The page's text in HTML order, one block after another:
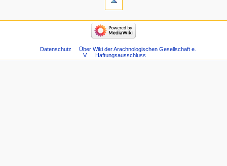
Datenschutz
Über Wiki der Arachnologischen Gesellschaft e.
V.
Haftungsausschluss